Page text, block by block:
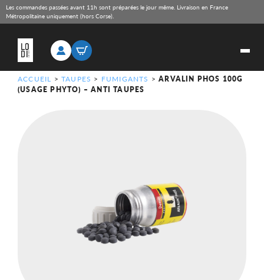
Les commandes passées avant 11h sont préparées le jour même. Livraison en France
Métropolitaine uniquement (hors Corse).
ACCUEIL >TAUPES > FUMIGANTS >ARVALIN PHOS 100G
(USAGE PHYTO) – ANTI TAUPES